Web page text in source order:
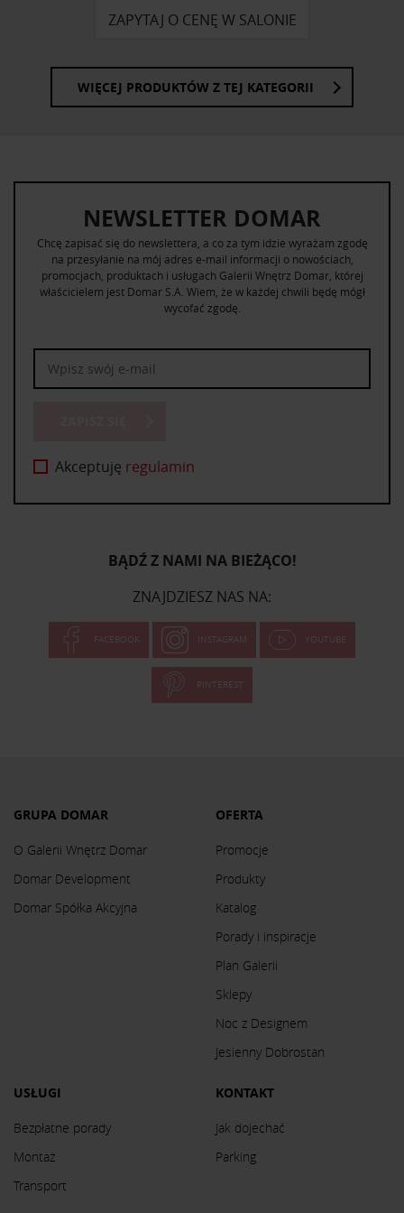
ZAPYTAJ O CENĘ W SALONIE
WIĘCEJ PRODUKTÓW Z TEJ KATEGORII
NEWSLETTER DOMAR
Chcę zapisać się do newslettera, a co za tym idzie wyrażam zgodę
na przesyłanie na mój adres e-mail informacji o nowościach,
promocjach, produktach i usługach Galerii Wnętrz Domar, której
właścicielem jest Domar S.A. Wiem, że w każdej chwili będę mógł
wycofać zgodę.
Akceptuję regulamin
BĄDŹ Z NAMI NA BIEŻĄCO!
ZNAJDZIESZ NAS NA:
FACEBOOK INSTAGRAM YOUTUBE
PINTEREST
GRUPA DOMAR
O Galerii Wnętrz Domar
Domar Development
Domar Spółka Akcyjna
OFERTA
Promocje
Produkty
Katalog
Porady i inspiracje
Plan Galerii
Sklepy
Noc z Designem
Jesienny Dobrostan
USŁUGI
Bezpłatne porady
Montaż
Transport
KONTAKT
Jak dojechać
Parking